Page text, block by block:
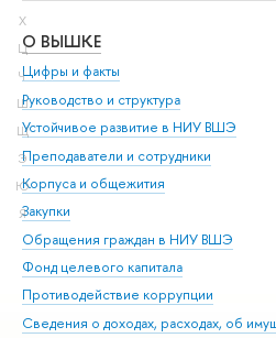
Х
Ц
Ч
Ш
Щ
Э
Ю
Я
О ВЫШКЕ
Цифры и факты
Руководство и структура
Устойчивое развитие в НИУ ВШЭ
Преподаватели и сотрудники
Корпуса и общежития
Закупки
Обращения граждан в НИУ ВШЭ
Фонд целевого капитала
Противодействие коррупции
Сведения о доходах, расходах, об